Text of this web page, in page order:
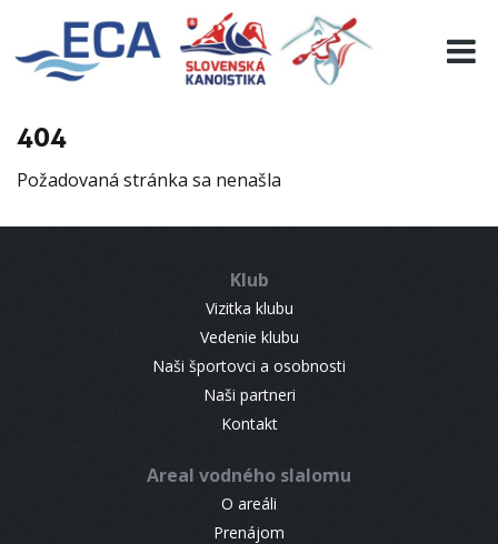
404
Požadovaná stránka sa nenašla
Klub
Vizitka klubu
Vedenie klubu
Naši športovci a osobnosti
Naši partneri
Kontakt
Areal vodného slalomu
O areáli
Prenájom
EURO 19
INFO
RESULTS
CONTACT